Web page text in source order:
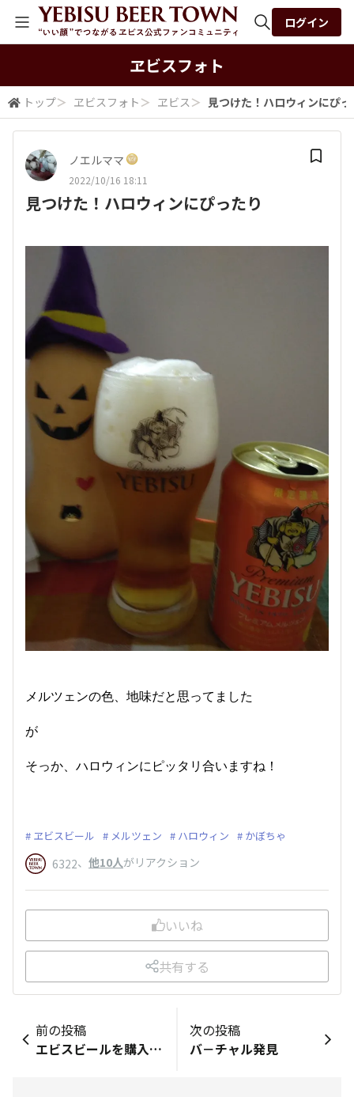
検索
ログイン
ヱビスフォト
トップ＞ ヱビスフォト ＞ ヱビス＞ 見つけた！ハロウィンにぴ
ノエルママ
2022/10/16 18:11
見つけた！ハロウィンにぴったり
メルツェンの色、地味だと思ってました
が
そっか、ハロウィンにピッタリ合いますね！
ヱビスビール メルツェン ハロウィン かぼちゃ
6322、 他10人がリアクション
いいね
共有する
前の投稿
エビスビールを購入してきました！
次の投稿
バ－チャル発見